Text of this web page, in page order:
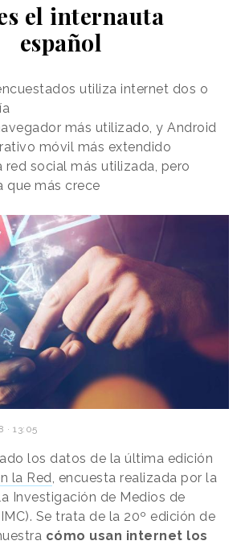
el internauta
español
utiliza internet dos o
más utilizado, y Android
móvil más extendido
red social más utilizada, pero
que más crece
13:05
los datos de la última edición
la Red, encuesta realizada por la
Investigación de Medios de
Se trata de la 20º edición de
cómo usan internet los